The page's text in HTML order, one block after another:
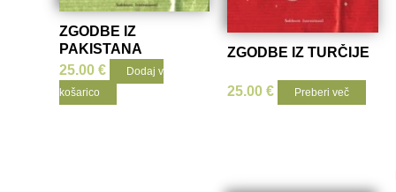
ZGODBE IZ
PAKISTANA
25.00€
Dodaj v
košarico
ZGODBE IZ TURČIJE
25.00 € Preberi več